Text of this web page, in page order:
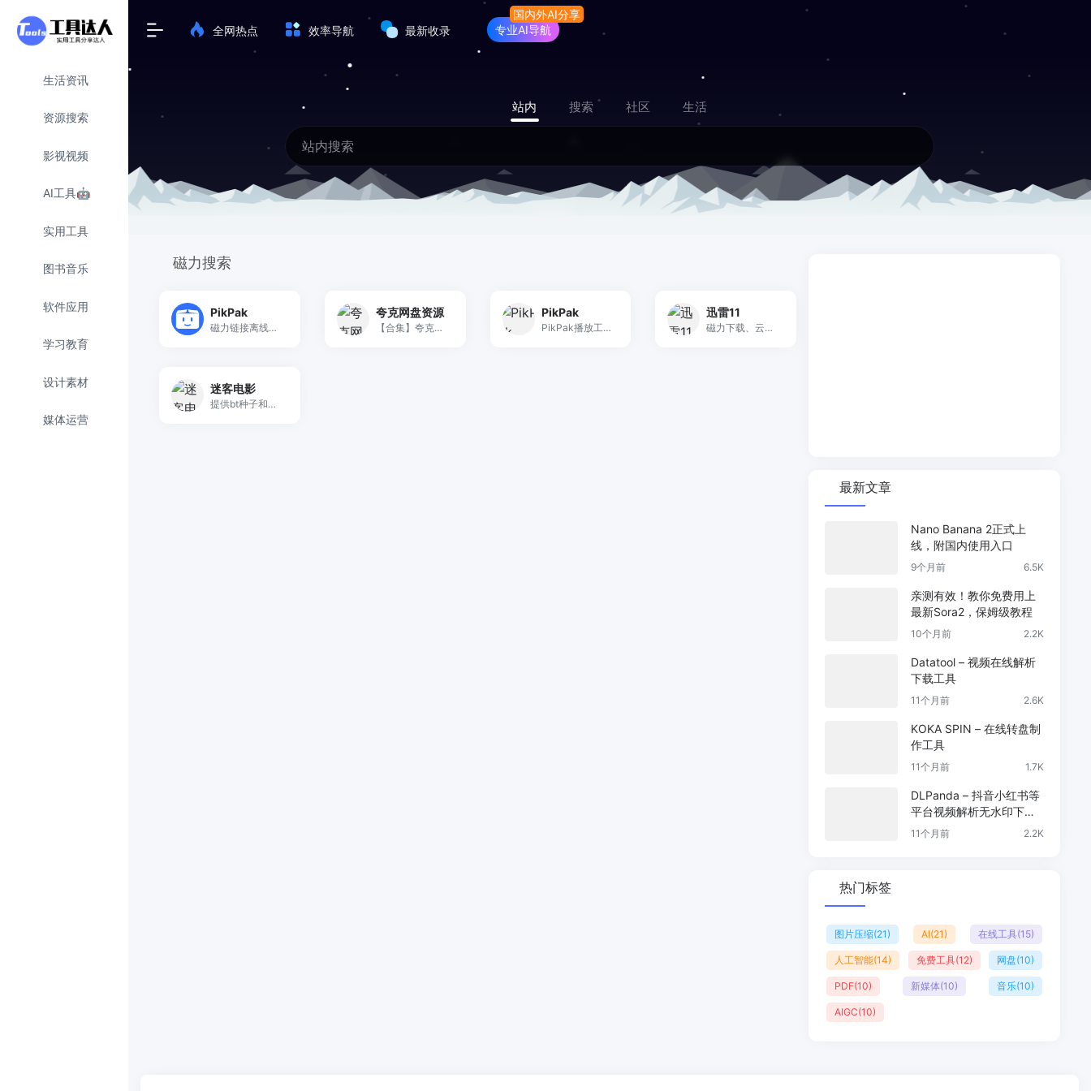
生活资讯
资源搜索
影视视频
AI工具🤖
实用工具
图书音乐
软件应用
学习教育
设计素材
媒体运营
全网热点 效率导航 最新收录 专业AI导航
站内 搜索 社区 生活
磁力搜索
PikPak
磁力链接离线下载，支持在线播放
夸克网盘资源
【合集】夸克网盘资源分享
PikPak
PikPak播放工具，磁力链接播放和下载
迅雷11
磁力下载、云盘存储
迷客电影
提供bt种子和磁力链接下载资源
最新文章
Nano Banana 2正式上
线，附国内使用入口
9个月前 6.5K
亲测有效！教你免费用上
最新Sora2，保姆级教程
10个月前 2.2K
Datatool – 视频在线解析
下载工具
11个月前 2.6K
KOKA SPIN – 在线转盘制
作工具
11个月前 1.7K
DLPanda – 抖音小红书等
平台视频解析无水印下载
工具
11个月前 2.2K
热门标签
图片压缩(21) AI(21) 在线工具(15)
人工智能(14) 免费工具(12) 网盘(10)
PDF(10) 新媒体(10) 音乐(10)
AIGC(10)